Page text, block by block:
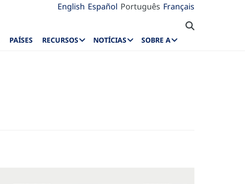
English Español Português Français
PAÍSES RECURSOS NOTÍCIAS SOBRE A